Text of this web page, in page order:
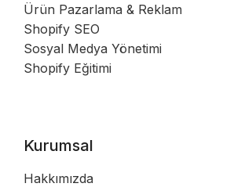
Ürün Pazarlama & Reklam
Shopify SEO
Sosyal Medya Yönetimi
Shopify Eğitimi
Kurumsal
Hakkımızda